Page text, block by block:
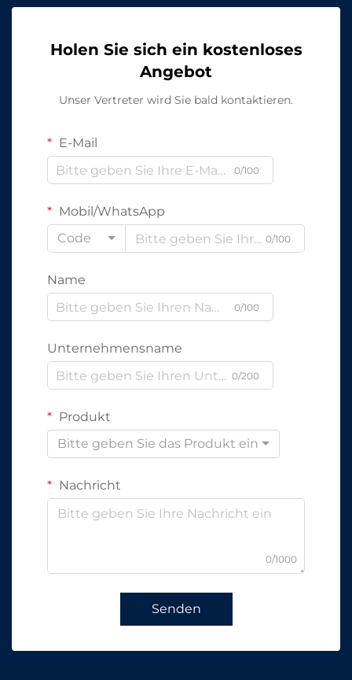
Holen Sie sich ein kostenloses
Angebot
Unser Vertreter wird Sie bald kontaktieren.
E-Mail
0/100
Mobil/WhatsApp
Code
0/100
Name
0/100
Unternehmensname
0/200
Produkt
Bitte geben Sie das Produkt ein
Nachricht
0/1000
Senden